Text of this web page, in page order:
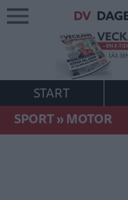
START
SPORT»MOTOR